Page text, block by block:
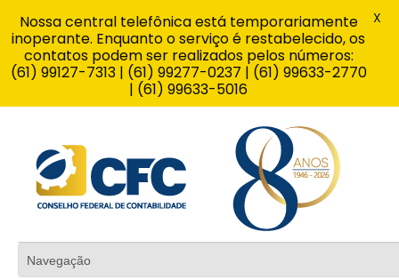
Nossa central telefônica está temporariamente
inoperante. Enquanto o serviço é restabelecido, os
contatos podem ser realizados pelos números:
(61) 99127-7313 | (61) 99277-0237 | (61) 99633-2770
| (61) 99633-5016
X